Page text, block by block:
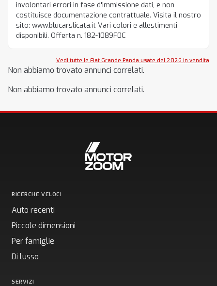
involontari errori in fase d'immissione dati, e non
costituisce documentazione contrattuale. Visita il nostro
sito: www.blucarslicata.it Vari colori e allestimenti
disponibili. Offerta n. 182-1089F0C
Vedi tutte le Fiat Grande Panda usate del 2026 in vendita
Non abbiamo trovato annunci correlati.
Non abbiamo trovato annunci correlati.
RICERCHE VELOCI
Auto recenti
Piccole dimensioni
Per famiglie
Di lusso
SERVIZI